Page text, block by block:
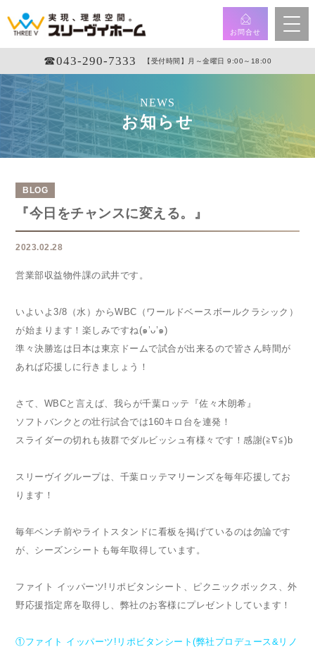
お問合せ
☎︎043-290-7333 【受付時間】月～金曜日 9:00～18:00
NEWS
お知らせ
BLOG
『今日をチャンスに変える。』
2023.02.28
営業部収益物件課の武井です。
いよいよ3/8（水）からWBC（ワールドベースボールクラシック）
が始まります！楽しみですね(๑’ᴗ’๑)
準々決勝迄は日本は東京ドームで試合が出来るので皆さん時間が
あれば応援しに行きましょう！
さて、WBCと言えば、我らが千葉ロッテ『佐々木朗希』
ソフトバンクとの壮行試合では160キロ台を連発！
スライダーの切れも抜群でダルビッシュ有様々です！感謝(≧∇≦)b
スリーヴイグループは、千葉ロッテマリーンズを毎年応援してお
ります！
毎年ベンチ前やライトスタンドに看板を掲げているのは勿論です
が、シーズンシートも毎年取得しています。
ファイト イッパーツ!リポビタンシート、ピクニックボックス、外
野応援指定席を取得し、弊社のお客様にプレゼントしています！
①ファイト イッパーツ!リポビタンシート(弊社プロデュース&リノ